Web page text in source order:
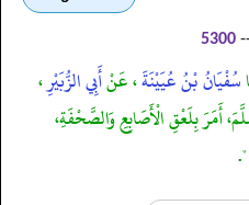
5300
سُفْيَانُ بْنُ عُيَيْنَةَ، عَنْأَبِي الزُّبَيْرِ،
أَمَرَ بِلَعْقِ الْأَصَابِعِ وَالصَّحْفَةِ،